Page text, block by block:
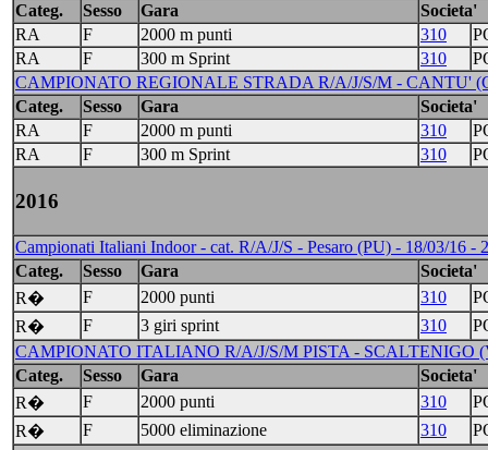
Categ.
Sesso Gara
Societa'
RA
F 2000 m punti 310
RA
F 300 m Sprint 310
CAMPIONATO REGIONALE STRADA R/A/J/S/M - CANTU'
Categ.
Sesso Gara
Societa'
RA
F 2000 m punti 310
RA
F 300 m Sprint 310
2016
Campionati Italiani Indoor - cat. R/A/J/S - Pesaro (PU) - 18/03/16 -
Categ.
Sesso Gara
Societa'
R�
F 2000 punti 310
R�
F 3 giri sprint 310
CAMPIONATO ITALIANO R/A/J/S/M PISTA - SCALTENIGO
Categ.
Sesso Gara
Societa'
R�
F 2000 punti 310
R�
F 5000 eliminazione 310